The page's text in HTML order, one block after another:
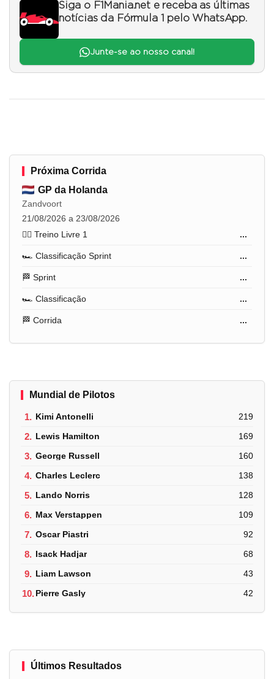
Siga o F1Mania.net e receba as últimas
notícias da Fórmula 1 pelo WhatsApp.
Junte-se ao nosso canal!
Próxima Corrida
GP da Holanda
Zandvoort
21/08/2026 a 23/08/2026
🏋️‍♂️ Treino Livre 1
...
🏎️ Classificação Sprint ...
🏁 Sprint ...
🏎️ Classificação ...
🏁 Corrida ...
Mundial de Pilotos
1. Kimi Antonelli 219
2. Lewis Hamilton 169
3. George Russell 160
4. Charles Leclerc 138
5. Lando Norris 128
6. Max Verstappen 109
7. Oscar Piastri 92
8. Isack Hadjar 68
9. Liam Lawson 43
10.Pierre Gasly 42
Últimos Resultados